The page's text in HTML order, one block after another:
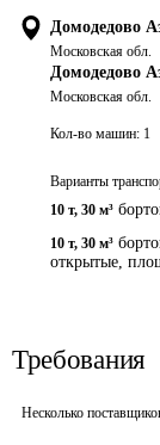
Домодедово
Московская обл.
Домодедово
Московская обл.
Кол-во машин: 1
Варианты
10 т, 30 м³
10 т, 30 м³
открытые,
Требования
Несколько